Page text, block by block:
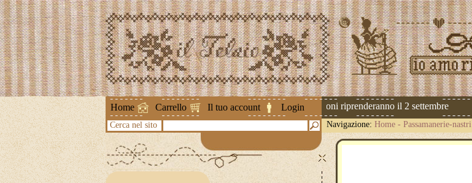
Home Carrello Il tuo account Login
Attenzione ! Le spedizioni riprenderanno il 2 settembre
Cerca nel sito Navigazione: Home - Passamanerie-nastri